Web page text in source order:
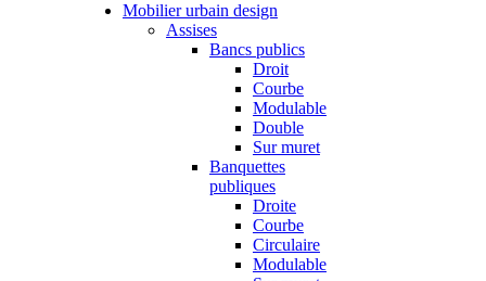
Mobilier urbain design
Assises
Bancs publics
Droit
Courbe
Modulable
Double
Sur muret
Banquettes
publiques
Droite
Courbe
Circulaire
Modulable